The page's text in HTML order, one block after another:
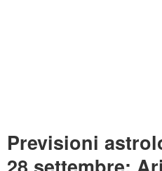
Previsioni